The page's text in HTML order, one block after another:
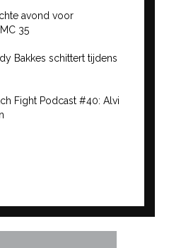
avond voor
35
Bakkes schittert tijdens
Fight Podcast #40: Alvi